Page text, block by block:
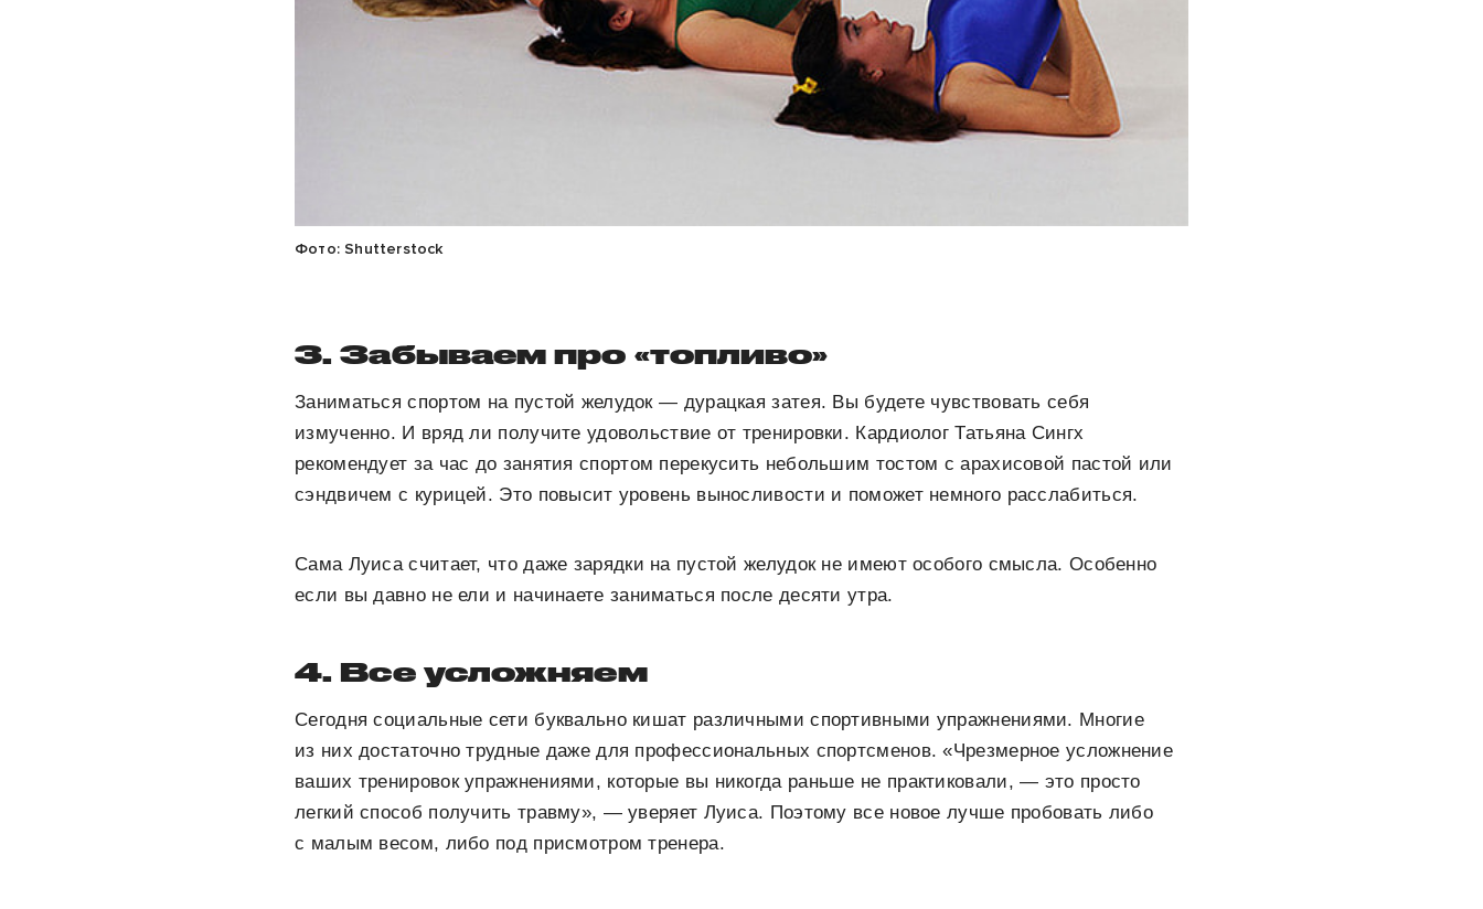
Фото: Shutterstock
3. Забываем про «топливо»
Заниматься спортом на пустой желудок — дурацкая затея. Вы будете чувствовать себя
измученно. И вряд ли получите удовольствие от тренировки. Кардиолог Татьяна Сингх
рекомендует за час до занятия спортом перекусить небольшим тостом с арахисовой пастой или
сэндвичем с курицей. Это повысит уровень выносливости и поможет немного расслабиться.
Сама Луиса считает, что даже зарядки на пустой желудок не имеют особого смысла. Особенно
если вы давно не ели и начинаете заниматься после десяти утра.
4. Все усложняем
Сегодня социальные сети буквально кишат различными спортивными упражнениями. Многие
из них достаточно трудные даже для профессиональных спортсменов. «Чрезмерное усложнение
ваших тренировок упражнениями, которые вы никогда раньше не практиковали, — это просто
легкий способ получить травму», — уверяет Луиса. Поэтому все новое лучше пробовать либо
с малым весом, либо под присмотром тренера.